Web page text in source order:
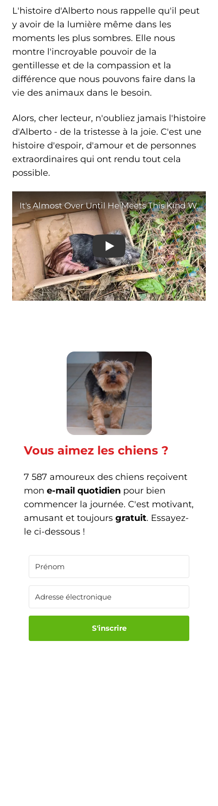
L'histoire d'Alberto nous rappelle qu'il peut
y avoir de la lumière même dans les
moments les plus sombres. Elle nous
montre l'incroyable pouvoir de la
gentillesse et de la compassion et la
différence que nous pouvons faire dans la
vie des animaux dans le besoin.
Alors, cher lecteur, n'oubliez jamais l'histoire
d'Alberto - de la tristesse à la joie. C'est une
histoire d'espoir, d'amour et de personnes
extraordinaires qui ont rendu tout cela
possible.
It's Almost Over Until
Vous aimez les chiens ?
7 587 amoureux des chiens reçoivent
mon e-mail quotidien pour bien
commencer la journée. C'est motivant,
amusant et toujours gratuit. Essayez-
le ci-dessous !
S'inscrire